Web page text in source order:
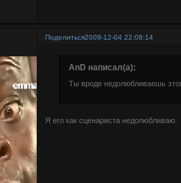
Поделиться2009-12-04 22:08:14
AnD написал(а):
Ты вроде недолюбливаешь
Я его как сценариста недолюбливаю.